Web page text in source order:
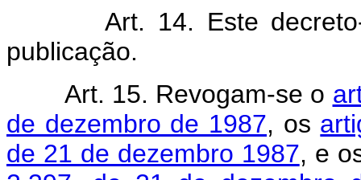
Art. 14. Este decreto-
publicação.
Art. 15. Revogam-se o
de dezembro de 1987, os
de 21 de dezembro 1987, e